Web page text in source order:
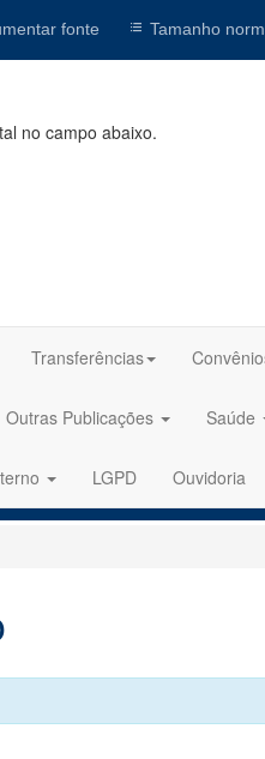
fonte Tamanho
no campo abaixo.
Transferências
Outras Publicações Saúde
LGPD Ouvidoria